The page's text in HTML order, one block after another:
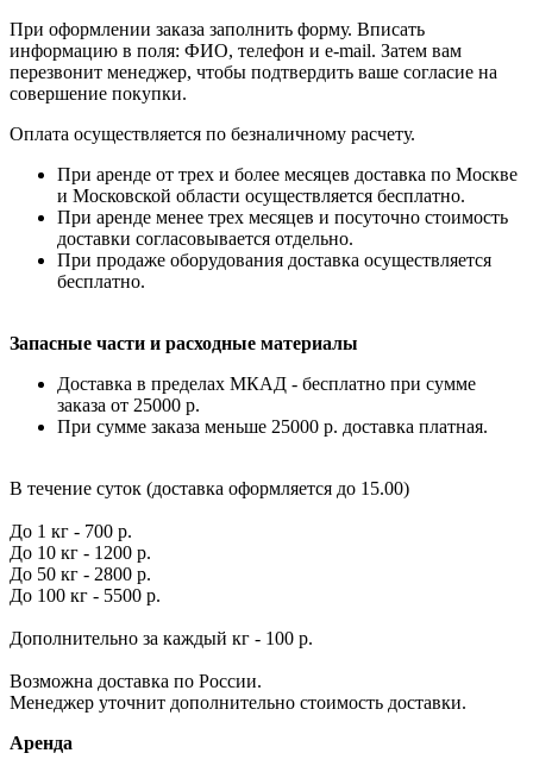
При оформлении заказа заполнить форму. Вписать
информацию в поля: ФИО, телефон и e-mail. Затем вам
перезвонит менеджер, чтобы подтвердить ваше согласие на
совершение покупки.
Оплата осуществляется по безналичному расчету.
При аренде от трех и более месяцев доставка по Москве
и Московской области осуществляется бесплатно.
При аренде менее трех месяцев и посуточно стоимость
доставки согласовывается отдельно.
При продаже оборудования доставка осуществляется
бесплатно.
Запасные части и расходные материалы
Доставка в пределах МКАД - бесплатно при сумме
заказа от 25000 р.
При сумме заказа меньше 25000 р. доставка платная.
В течение суток (доставка оформляется до 15.00)
До 1 кг - 700 р.
До 10 кг - 1200 р.
До 50 кг - 2800 р.
До 100 кг - 5500 р.
Дополнительно за каждый кг - 100 р.
Возможна доставка по России.
Менеджер уточнит дополнительно стоимость доставки.
Аренда